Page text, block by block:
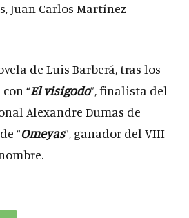
Juan Carlos Martínez
de Luis Barberá, tras los
“El visigodo”, finalista del
Alexandre Dumas de
“Omeyas”, ganador del VIII